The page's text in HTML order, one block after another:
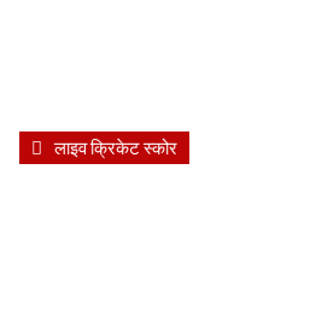
लाइव क्रिकेट स्कोर